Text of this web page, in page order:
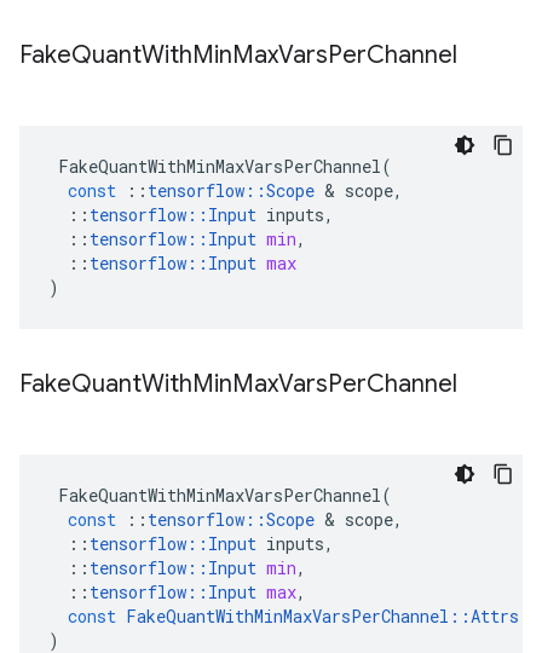
FakeQuantWithMinMaxVarsPerChannel
FakeQuantWithMinMaxVarsPerChannel(
const
:: tensorflow ::Scope & scope,
:: tensorflow :: Input inputs,
:: tensorflow :: Input min,
:: tensorflow :: Input max
)
FakeQuantWithMinMaxVarsPerChannel
FakeQuantWithMinMaxVarsPerChannel(
const
:: tensorflow ::Scope & scope,
:: tensorflow :: Input inputs,
:: tensorflow :: Input min,
:: tensorflow :: Input max,
const FakeQuantWithMinMaxVarsPerChannel ::Attrs
)